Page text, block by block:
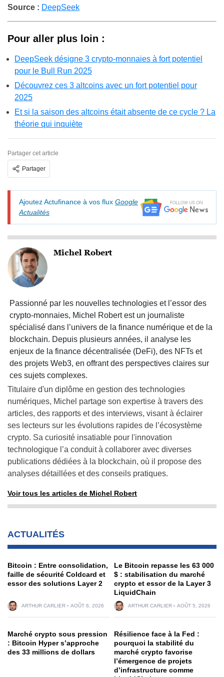
Source : DeepSeek
Pour aller plus loin :
DeepSeek désigne 3 crypto-monnaies à fort potentiel
pour le Bull Run 2025
Découvrez ces 3 altcoins avec un fort potentiel pour
2025
Et si la saison des altcoins était absente de ce cycle ? La
théorie qui inquiète
Partager cet article
Partager
Ajoutez Actufinance à vos flux Google
Actualités
Michel Robert
Passionné par les nouvelles technologies et l’essor des
crypto-monnaies, Michel Robert est un journaliste
spécialisé dans l’univers de la finance numérique et de la
blockchain. Depuis plusieurs années, il analyse les
enjeux de la finance décentralisée (DeFi), des NFTs et
des projets Web3, en offrant des perspectives claires sur
ces sujets complexes.
Titulaire d'un diplôme en gestion des technologies
numériques, Michel partage son expertise à travers des
articles, des rapports et des interviews, visant à éclairer
ses lecteurs sur les évolutions rapides de l’écosystème
crypto. Sa curiosité insatiable pour l'innovation
technologique l’a conduit à collaborer avec diverses
publications dédiées à la blockchain, où il propose des
analyses détaillées et des conseils pratiques.
Voir tous les articles de Michel Robert
ACTUALITÉS
Bitcoin : Entre consolidation,
faille de sécurité Coldcard et
essor des solutions Layer 2
ARTHUR CARLIER AOÛT 6, 2026
Le Bitcoin repasse les 63 000
$ : stabilisation du marché
crypto et essor de la Layer 3
LiquidChain
ARTHUR CARLIER AOÛT 5, 2026
Marché crypto sous pression
: Bitcoin Hyper s’approche
des 33 millions de dollars
Résilience face à la Fed :
pourquoi la stabilité du
marché crypto favorise
l’émergence de projets
d’infrastructure comme